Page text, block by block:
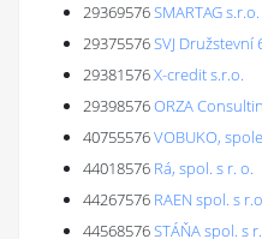
29369576SMARTAG s.r.o.
29375576SVJ
29381576X-credit s.r.o.
29398576ORZA
40755576VOBUKO,
44018576 Rá, spol. s r. o.
44267576 RAEN spol. s
44568576STÁŇA spol. s